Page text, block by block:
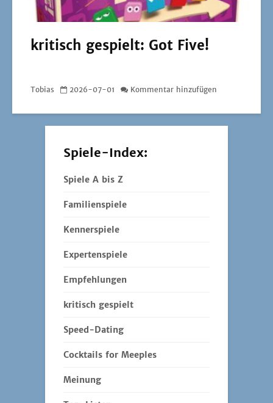
kritisch gespielt: Got Five!
Tobias 2026-07-01 Kommentar hinzufügen
Spiele-Index:
Spiele A bis Z
Familienspiele
Kennerspiele
Expertenspiele
Empfehlungen
kritisch gespielt
Speed-Dating
Cocktails for Meeples
Meinung